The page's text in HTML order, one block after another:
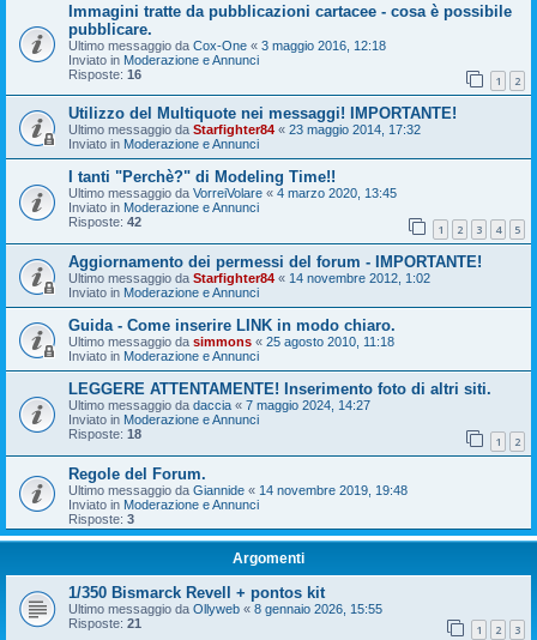
Immagini tratte da pubblicazioni cartacee - cosa è possibile
pubblicare.
Ultimo messaggio da Cox-One « 3 maggio 2016, 12:18
Inviato in Moderazione e Annunci
Risposte: 16 1 2
Utilizzo del Multiquote nei messaggi! IMPORTANTE!
Ultimo messaggio da Starfighter84 « 23 maggio 2014, 17:32
Inviato in Moderazione e Annunci
I tanti "Perchè?" di Modeling Time!!
Ultimo messaggio da VorreiVolare « 4 marzo 2020, 13:45
Inviato in Moderazione e Annunci
Risposte: 42 1 2 3 4 5
Aggiornamento dei permessi del forum - IMPORTANTE!
Ultimo messaggio da Starfighter84 « 14 novembre 2012, 1:02
Inviato in Moderazione e Annunci
Guida - Come inserire LINK in modo chiaro.
Ultimo messaggio da simmons « 25 agosto 2010, 11:18
Inviato in Moderazione e Annunci
LEGGERE ATTENTAMENTE! Inserimento foto di altri siti.
Ultimo messaggio da daccia « 7 maggio 2024, 14:27
Inviato in Moderazione e Annunci
Risposte: 18 1 2
Regole del Forum.
Ultimo messaggio da Giannide « 14 novembre 2019, 19:48
Inviato in Moderazione e Annunci
Risposte: 3
Argomenti
1/350 Bismarck Revell + pontos kit
Ultimo messaggio da Ollyweb « 8 gennaio 2026, 15:55
Risposte: 21 1 2 3